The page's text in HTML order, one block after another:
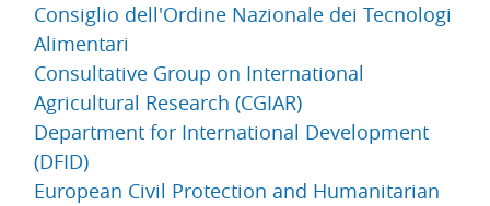
Consiglio dell'Ordine Nazionale dei Tecnologi
Alimentari
Consultative Group on International
Agricultural Research (CGIAR)
Department for International Development
(DFID)
European Civil Protection and Humanitarian